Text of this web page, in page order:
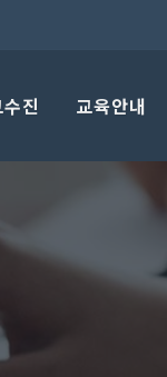
진 교육안내